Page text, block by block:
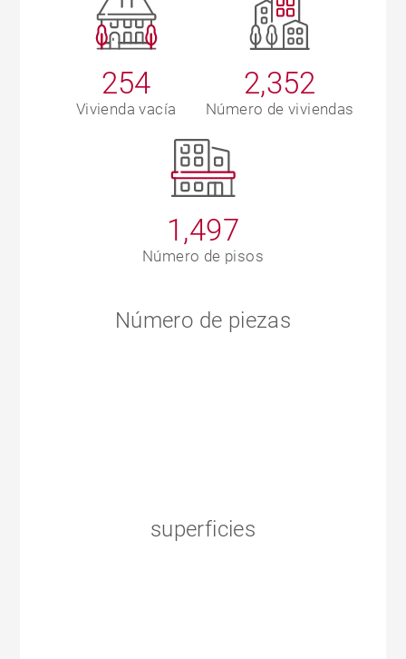
254
Vivienda vacía
2,352
Número de viviendas
1,497
Número de pisos
Número de piezas
superficies